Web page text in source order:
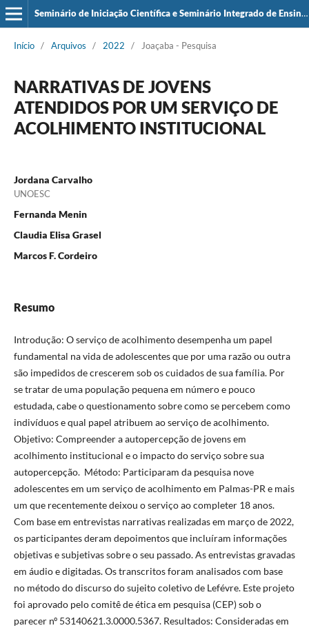
Seminário de Iniciação Científica e Seminário Integrado de Ensino, Pesquisa e Extensão (SIEPE)
Início / Arquivos / 2022 / Joaçaba - Pesquisa
NARRATIVAS DE JOVENS
ATENDIDOS POR UM SERVIÇO DE
ACOLHIMENTO INSTITUCIONAL
Jordana Carvalho
UNOESC
Fernanda Menin
Claudia Elisa Grasel
Marcos F. Cordeiro
Resumo
Introdução: O serviço de acolhimento desempenha um papel
fundamental na vida de adolescentes que por uma razão ou outra
são impedidos de crescerem sob os cuidados de sua família. Por
se tratar de uma população pequena em número e pouco
estudada, cabe o questionamento sobre como se percebem como
indivíduos e qual papel atribuem ao serviço de acolhimento.
Objetivo: Compreender a autopercepção de jovens em
acolhimento institucional e o impacto do serviço sobre sua
autopercepção. Método: Participaram da pesquisa nove
adolescentes em um serviço de acolhimento em Palmas-PR e mais
um que recentemente deixou o serviço ao completer 18 anos.
Com base em entrevistas narrativas realizadas em março de 2022,
os participantes deram depoimentos que incluíram informações
objetivas e subjetivas sobre o seu passado. As entrevistas gravadas
em áudio e digitadas. Os transcritos foram analisados com base
no método do discurso do sujeito coletivo de Lefévre. Este projeto
foi aprovado pelo comitê de ética em pesquisa (CEP) sob o
parecer nº 53140621.3.0000.5367. Resultados: Consideradas em